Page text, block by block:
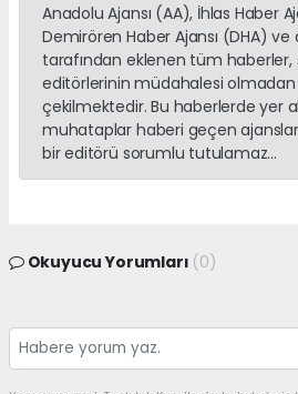
Anadolu Ajansı (AA), İhlas Haber
Demirören Haber Ajansı (DHA)
tarafından eklenen tüm haberler,
editörlerinin müdahalesi olmadan
çekilmektedir. Bu haberlerde yer
muhataplar haberi geçen
bir editörü sorumlu tutulamaz...
Okuyucu Yorumları (0)